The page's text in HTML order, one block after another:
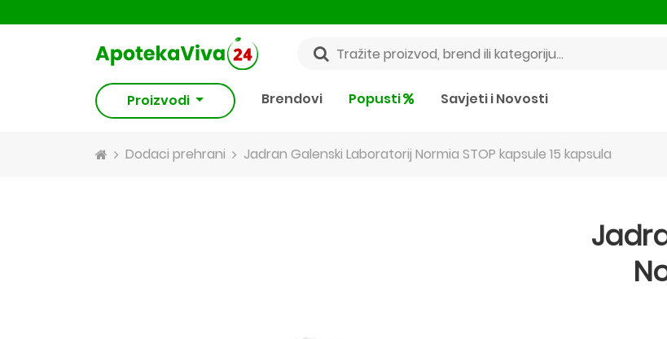
Proizvodi Brendovi Popusti Savjeti i Novosti
Dodaci prehrani Jadran Galenski Laboratorij Normia STOP kapsule 15 kapsula